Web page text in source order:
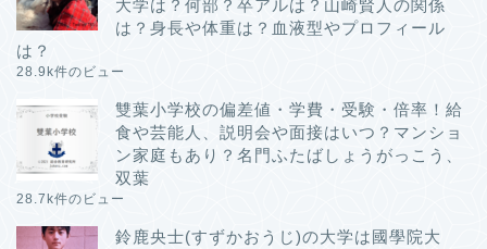
大学は？何部？卒アルは？山崎賢人の関係
は？身長や体重は？血液型やプロフィール
は？
28.9k件のビュー
雙葉小学校の偏差値・学費・受験・倍率！給
食や芸能人、説明会や面接はいつ？マンショ
ン家庭もあり？名門ふたばしょうがっこう、
双葉
28.7k件のビュー
鈴鹿央士(すずかおうじ)の大学は國學院大